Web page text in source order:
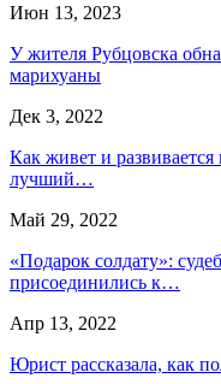
Июн 13, 2023
У жителя Рубцовска
марихуаны
Дек 3, 2022
Как живет и развивается
лучший…
Май 29, 2022
«Подарок солдату»:
присоединились к…
Апр 13, 2022
Юрист рассказала, как